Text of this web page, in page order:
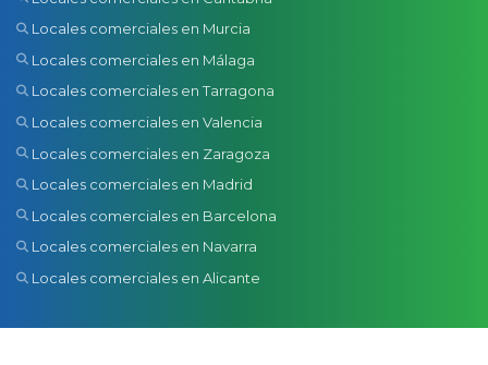
Locales comerciales en Murcia
Locales comerciales en Málaga
Locales comerciales en Tarragona
Locales comerciales en Valencia
Locales comerciales en Zaragoza
Locales comerciales en Madrid
Locales comerciales en Barcelona
Locales comerciales en Navarra
Locales comerciales en Alicante